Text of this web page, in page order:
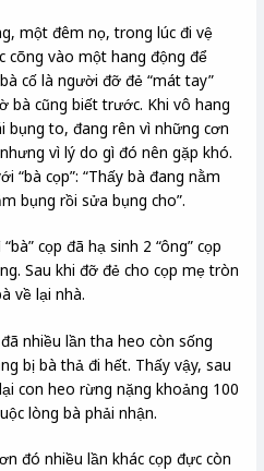
một đêm nọ, trong lúc đi vệ
cõng vào một hang động để
cố là người đỡ đẻ “mát tay”
bà cũng biết trước. Khi vô hang
bụng to, đang rên vì những cơn
vì lý do gì đó nên gặp khó.
“bà cọp”: “Thấy bà đang nằm
bụng rồi sửa bụng cho”.
cọp đã hạ sinh 2 “ông” cọp
Sau khi đỡ đẻ cho cọp mẹ tròn
về lại nhà.
nhiều lần tha heo còn sống
bị bà thả đi hết. Thấy vậy, sau
con heo rừng nặng khoảng 100
lòng bà phải nhận.
đó nhiều lần khác cọp đực còn